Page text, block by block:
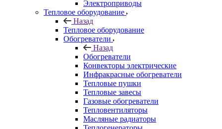
Электроприводы
Тепловое оборудование
Назад
Тепловое оборудование
Обогреватели
Назад
Обогреватели
Конвекторы электрические
Инфракрасные обогреватели
Тепловые пушки
Тепловые завесы
Газовые обогреватели
Тепловентиляторы
Масляные радиаторы